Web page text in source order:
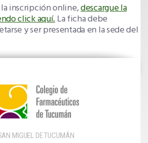
inscripción online,descargue la
click aquí.La ficha debe
y ser presentada en la sede del
MIGUEL DE TUCUMÁN